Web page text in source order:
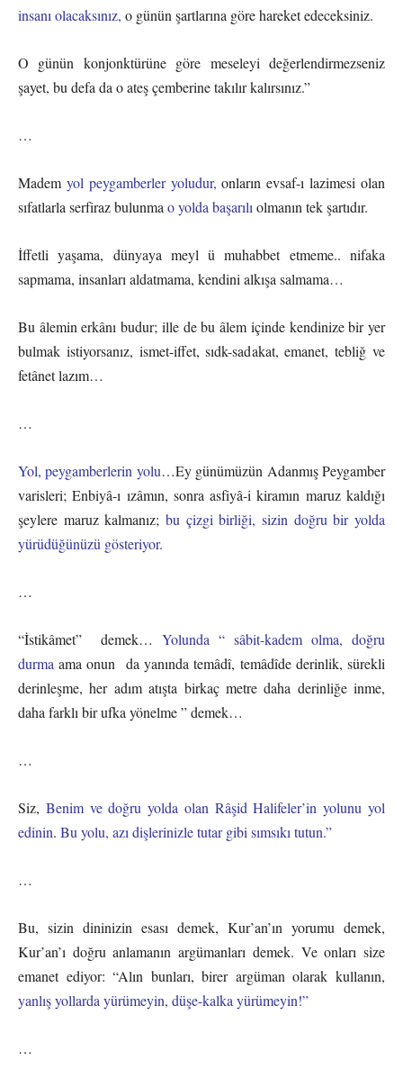
insanı olacaksınız, o günün şartlarına göre hareket edeceksiniz.
O günün konjonktürüne göre meseleyi değerlendirmezseniz
şayet, bu defa da o ateş çemberine takılır kalırsınız.”
…
Madem yol peygamberler yoludur, onların evsaf-ı lazimesi olan
sıfatlarla serfiraz bulunma o yolda başarılı olmanın tek şartıdır.
İffetli yaşama, dünyaya meyl ü muhabbet etmeme.. nifaka
sapmama, insanları aldatmama, kendini alkışa salmama…
Bu âlemin erkânı budur; ille de bu âlem içinde kendinize bir yer
bulmak istiyorsanız, ismet-iffet, sıdk-sadakat, emanet, tebliğ ve
fetânet lazım…
…
Yol, peygamberlerin yolu…Ey günümüzün Adanmış Peygamber
varisleri; Enbiyâ-ı ızâmın, sonra asfiyâ-i kiramın maruz kaldığı
şeylere maruz kalmanız; bu çizgi birliği, sizin doğru bir yolda
yürüdüğünüzü gösteriyor.
…
“İstikâmet” demek… Yolunda “ sâbit-kadem olma, doğru
durma ama onun da yanında temâdî, temâdîde derinlik, sürekli
derinleşme, her adım atışta birkaç metre daha derinliğe inme,
daha farklı bir ufka yönelme ” demek…
…
Siz, Benim ve doğru yolda olan Râşid Halifeler’in yolunu yol
edinin. Bu yolu, azı dişlerinizle tutar gibi sımsıkı tutun.”
…
Bu, sizin dininizin esası demek, Kur’an’ın yorumu demek,
Kur’an’ı doğru anlamanın argümanları demek. Ve onları size
emanet ediyor: “Alın bunları, birer argüman olarak kullanın,
yanlış yollarda yürümeyin, düşe-kalka yürümeyin!”
…